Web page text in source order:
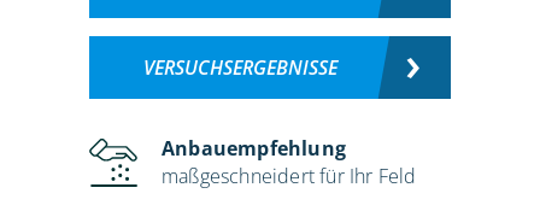
VERSUCHSERGEBNISSE
Anbauempfehlung
maßgeschneidert für Ihr Feld